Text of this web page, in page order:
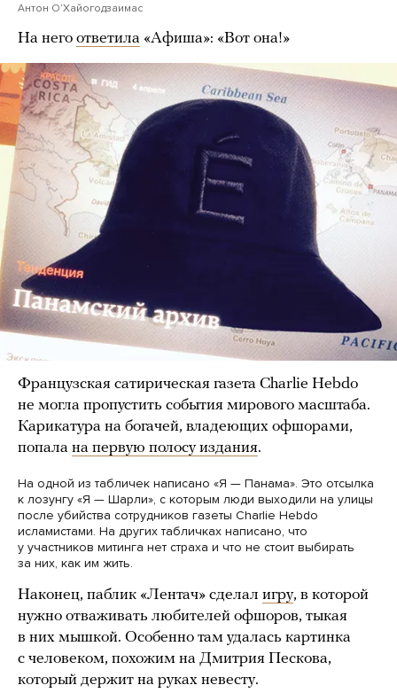
Антон ОʼХайогодзаимас
На него ответила «Афиша»: «Вот она!»
Французская сатирическая газета Charlie Hebdo
не могла пропустить события мирового масштаба.
Карикатура на богачей, владеющих офшорами,
попала на первую полосу издания.
На одной из табличек написано «Я — Панама». Это отсылка
к лозунгу «Я — Шарли», с которым люди выходили на улицы
после убийства сотрудников газеты Charlie Hebdo
исламистами. На других табличках написано, что
у участников митинга нет страха и что не стоит выбирать
за них, как им жить.
Наконец, паблик «Лентач» сделал игру, в которой
нужно отваживать любителей офшоров, тыкая
в них мышкой. Особенно там удалась картинка
с человеком, похожим на Дмитрия Пескова,
который держит на руках невесту.